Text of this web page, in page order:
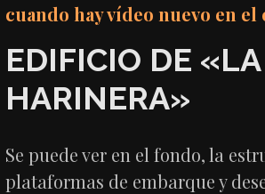
cuando hay vídeo nuevo en el
EDIFICIO DE «LA
HARINERA»
Se puede ver en el fondo, la
plataformas de embarque y